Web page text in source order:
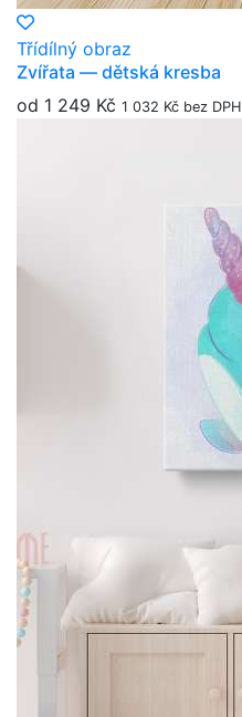
Třídílný obraz
Zvířata — dětská kresba
od 1 249 Kč 1 032 Kč bez DPH